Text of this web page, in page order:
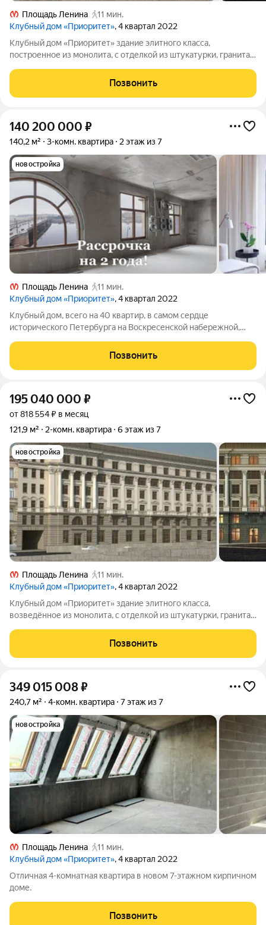
Площадь Ленина
11 мин.
Клубный дом «Приоритет», 4 квартал 2022
Клубный дом «Приоритет» здание элитного класса,
построенное из монолита, с отделкой из штукатурки, гранита и
уровня, всего один корпус и 40 квартир. Подготовка к
финишной отделке уже выполнена.
Позвонить
140 200 000 ₽
140,2 м² 3-комн. квартира 2 этаж из 7
новостройка
Площадь Ленина
11 мин.
Клубный дом «Приоритет», 4 квартал 2022
Клубный дом, всего на 40 квартир, в самом сердце
исторического Петербурга на Воскресенской набережной,
открывает великолепный вид на акваторию Невы и
петербургские мосты. Высокие потолки 3,3 м,
Позвонить
195 040 000 ₽
от 818 554 ₽ в месяц
121,9 м²
2-комн. квартира 6 этаж из 7
новостройка
Площадь Ленина
11 мин.
Клубный дом «Приоритет», 4 квартал 2022
Клубный дом «Приоритет» здание элитного класса,
возведённое из монолита, с отделкой из штукатурки, гранита
уровня, всего один корпус и 40 квартир. Подготовка к
финишной отделке уже выполнена.
Позвонить
349 015 008₽
240,7 м² 4-комн. квартира 7 этаж из 7
новостройка
Площадь Ленина
11 мин.
Клубный дом «Приоритет», 4 квартал 2022
Отличная 4-комнатная квартира в новом 7-этажном кирпичном
доме.
Позвонить